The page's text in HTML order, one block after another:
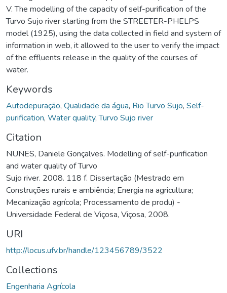
V. The modelling of the capacity of self-purification of the
Turvo Sujo river starting from the STREETER-PHELPS
model (1925), using the data collected in field and system of
information in web, it allowed to the user to verify the impact
of the effluents release in the quality of the courses of
water.
Keywords
Autodepuração, Qualidade da água, Rio Turvo Sujo, Self-
purification, Water quality,Turvo Sujo river
Citation
NUNES, Daniele Gonçalves. Modelling of self-purification
and water quality of Turvo
Sujo river. 2008. 118 f. Dissertação (Mestrado em
Construções rurais e ambiência; Energia na agricultura;
Mecanização agrícola; Processamento de produ) -
Universidade Federal de Viçosa, Viçosa, 2008.
URI
http://locus.ufv.br/handle/123456789/3522
Collections
Engenharia Agrícola